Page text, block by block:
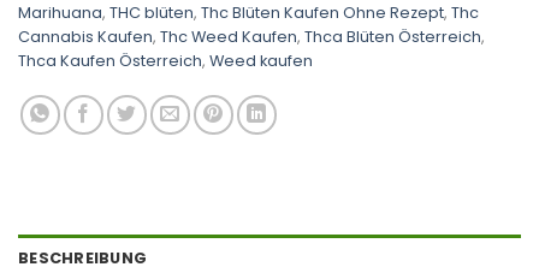
Marihuana, THC blüten, Thc Blüten Kaufen Ohne Rezept, Thc
Cannabis Kaufen, Thc Weed Kaufen, Thca Blüten Österreich,
Thca Kaufen Österreich, Weed kaufen
BESCHREIBUNG